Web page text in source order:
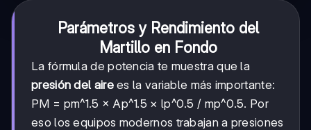
Parámetros y Rendimiento del
Martillo en Fondo
La fórmula de potencia te muestra que la
presión del airees la variable más importante:
PM = pm^1.5 × Ap^1.5 × lp^0.5 / mp^0.5. Por
eso los equipos modernos trabajan a presiones